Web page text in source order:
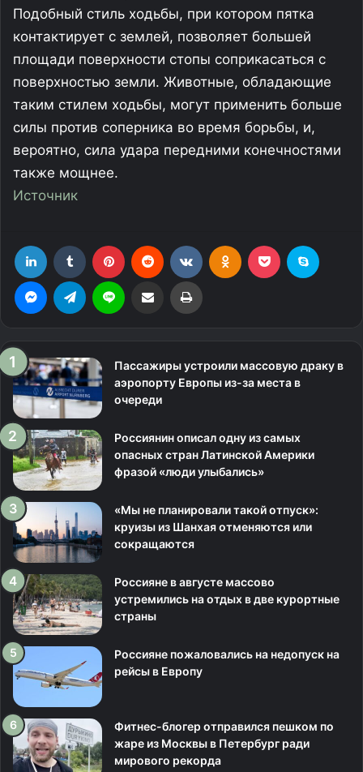
Подобный стиль ходьбы, при котором пятка
контактирует с землей, позволяет большей
площади поверхности стопы соприкасаться с
поверхностью земли. Животные, обладающие
таким стилем ходьбы, могут применить больше
силы против соперника во время борьбы, и,
вероятно, сила удара передними конечностями
также мощнее.
Источник
Пассажиры устроили массовую драку в
аэропорту Европы из-за места в
очереди
Россиянин описал одну из самых
опасных стран Латинской Америки
фразой «люди улыбались»
«Мы не планировали такой отпуск»:
круизы из Шанхая отменяются или
сокращаются
Россияне в августе массово
устремились на отдых в две курортные
страны
Россияне пожаловались на недопуск на
рейсы в Европу
Фитнес-блогер отправился пешком по
жаре из Москвы в Петербург ради
мирового рекорда